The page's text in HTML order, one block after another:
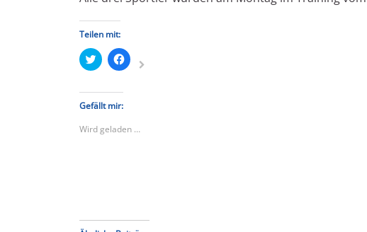
Teilen mit:
Klick,
um
zu
teilen
(Wird
neuem
Klick,
um
neuem
Gefällt mir:
Wird geladen …